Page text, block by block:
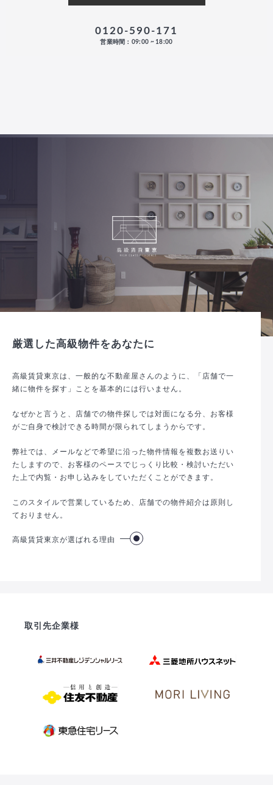
0120-590-171
営業時間：09:00 ~ 18:00
厳選した高級物件をあなたに
高級賃貸東京は、一般的な不動産屋さんのように、「店舗で一
緒に物件を探す」ことを基本的には行いません。
なぜかと言うと、店舗での物件探しでは対面になる分、お客様
がご自身で検討できる時間が限られてしまうからです。
弊社では、メールなどで希望に沿った物件情報を複数お送りい
たしますので、お客様のペースでじっくり比較・検討いただい
た上で内覧・お申し込みをしていただくことができます。
このスタイルで営業しているため、店舗での物件紹介は原則し
ておりません。
高級賃貸東京が選ばれる理由
取引先企業様